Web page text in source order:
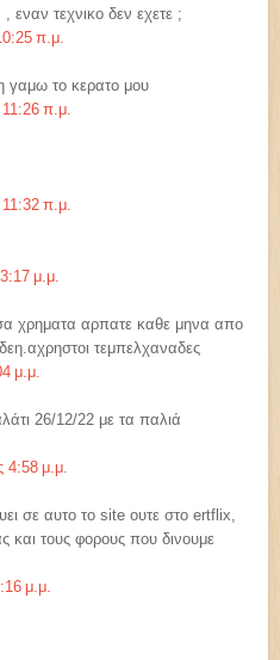
εναν τεχνικο δεν εχετε ;
π.μ.
γαμω το κερατο μου
11:26 π.μ.
11:32 π.μ.
μ.μ.
χρηματα αρπατε καθε μηνα απο
τεμπελχαναδες
μ.μ.
26/12/22 με τα παλιά
4:58 μ.μ.
σε αυτο το site ουτε στο ertflix,
και τους φορους που δινουμε
μ.μ.